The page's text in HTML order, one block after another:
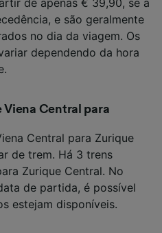
e são geralmente
no dia da viagem. Os
dependendo da hora
Viena Central para
Central para Zurique
de trem. Há 3 trens
Zurique Central. No
de partida, é possível
estejam disponíveis.